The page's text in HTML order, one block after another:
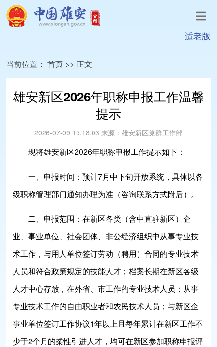
适老版
当前位置： 首页 >> 正文
雄安新区2026年职称申报工作温馨
提示
2026-07-09 15:18:03 来源： 雄安新区党群工作部
现将雄安新区2026年职称申报工作提示如下：
一、申报时间：预计7月中下旬开放系统，具体以各
级职称管理部门通知办理为准（咨询联系方式附后）。
二、申报范围：在新区各类（含中直驻新区）企
业、事业单位、社会团体、非公经济组织中从事专业技
术工作，与用人单位签订劳动（聘用）合同的专业技术
人员和符合政策规定的技能人才；档案长期在新区各级
人才中心存放，在外省、市工作的专业技术人员；从事
专业技术工作的自由职业者和农民技术人员；与新区企
事业单位签订工作协议1年以上且每年累计在新区工作不
少于2个月的柔性引进人才，均可在新区参加职称申报评